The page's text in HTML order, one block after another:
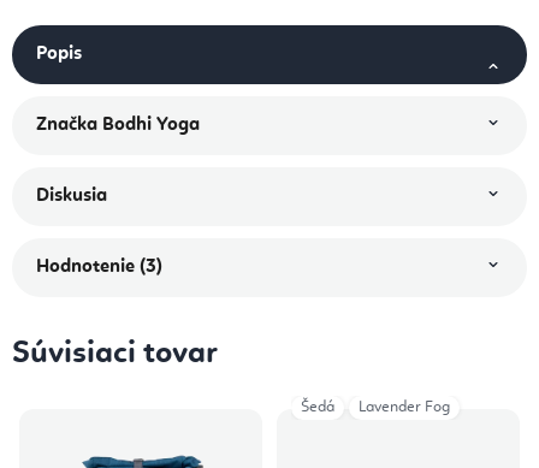
Popis
Značka Bodhi Yoga
Diskusia
Hodnotenie (3)
Súvisiaci tovar
Šedá Lavender Fog